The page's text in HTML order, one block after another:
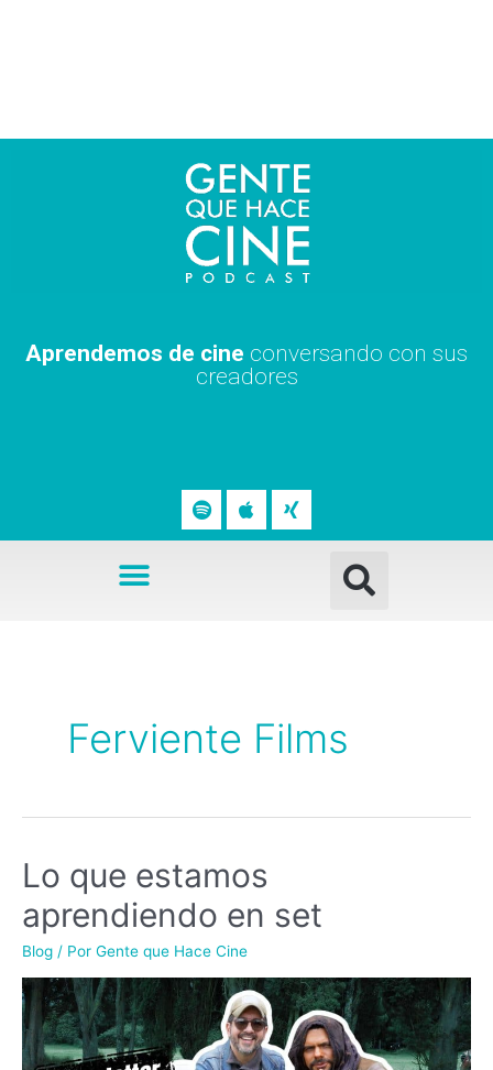
Aprendemos de cine conversando con sus
creadores
o
t
i
p
l
e
n
g
Menú
Ferviente Films
Lo que estamos
aprendiendo en set
Blog / Por Gente que Hace Cine